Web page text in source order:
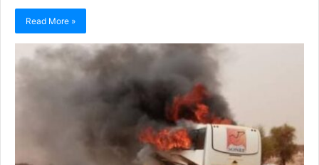
Read More »